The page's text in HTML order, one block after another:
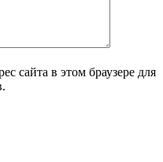
сайта в этом браузере для